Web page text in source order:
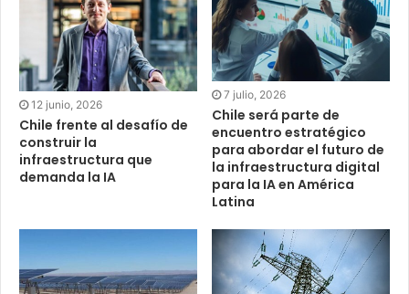
12 junio, 2026
Chile frente al desafío de
construir la
infraestructura que
demanda la IA
7 julio, 2026
Chile será parte de
encuentro estratégico
para abordar el futuro de
la infraestructura digital
para la IA en América
Latina